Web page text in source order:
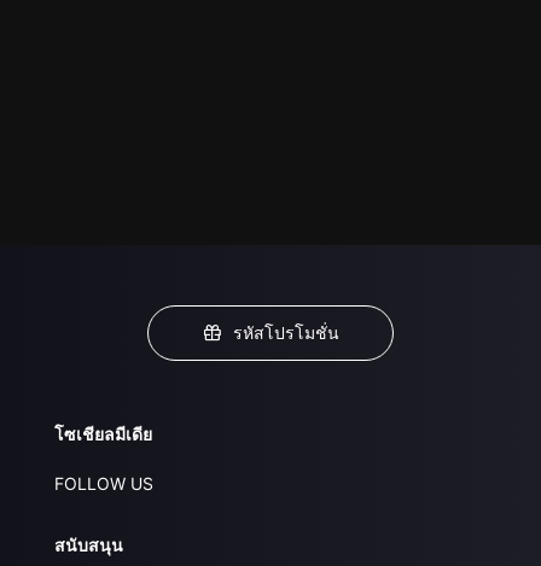
รหัสโปรโมชั่น
โซเชียลมีเดีย
FOLLOW US
สนับสนุน